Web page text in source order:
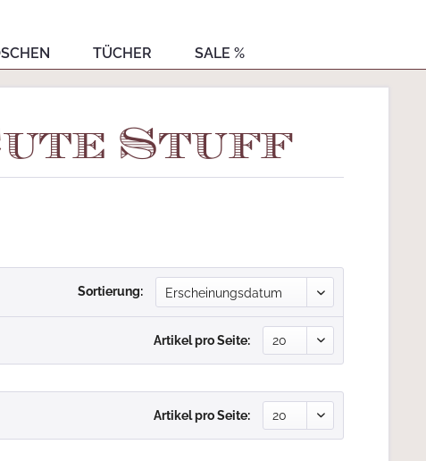
TÜCHER SALE %
Stuff
Sortierung:
Artikel pro Seite:
Artikel pro Seite: